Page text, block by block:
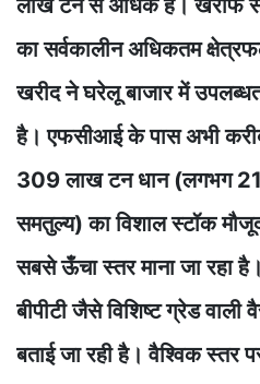
लाख टन से अधिक है। खरीफ
का सर्वकालीन अधिकतम
खरीद ने घरेलू बाजार में
है। एफसीआई के पास अभी
309 लाख टन धान (लगभग
समतुल्य) का विशाल स्टॉक
सबसे ऊँचा स्तर माना जा रहा
बीपीटी जैसे विशिष्ट ग्रेड
बताई जा रही है। वैश्विक स्तर